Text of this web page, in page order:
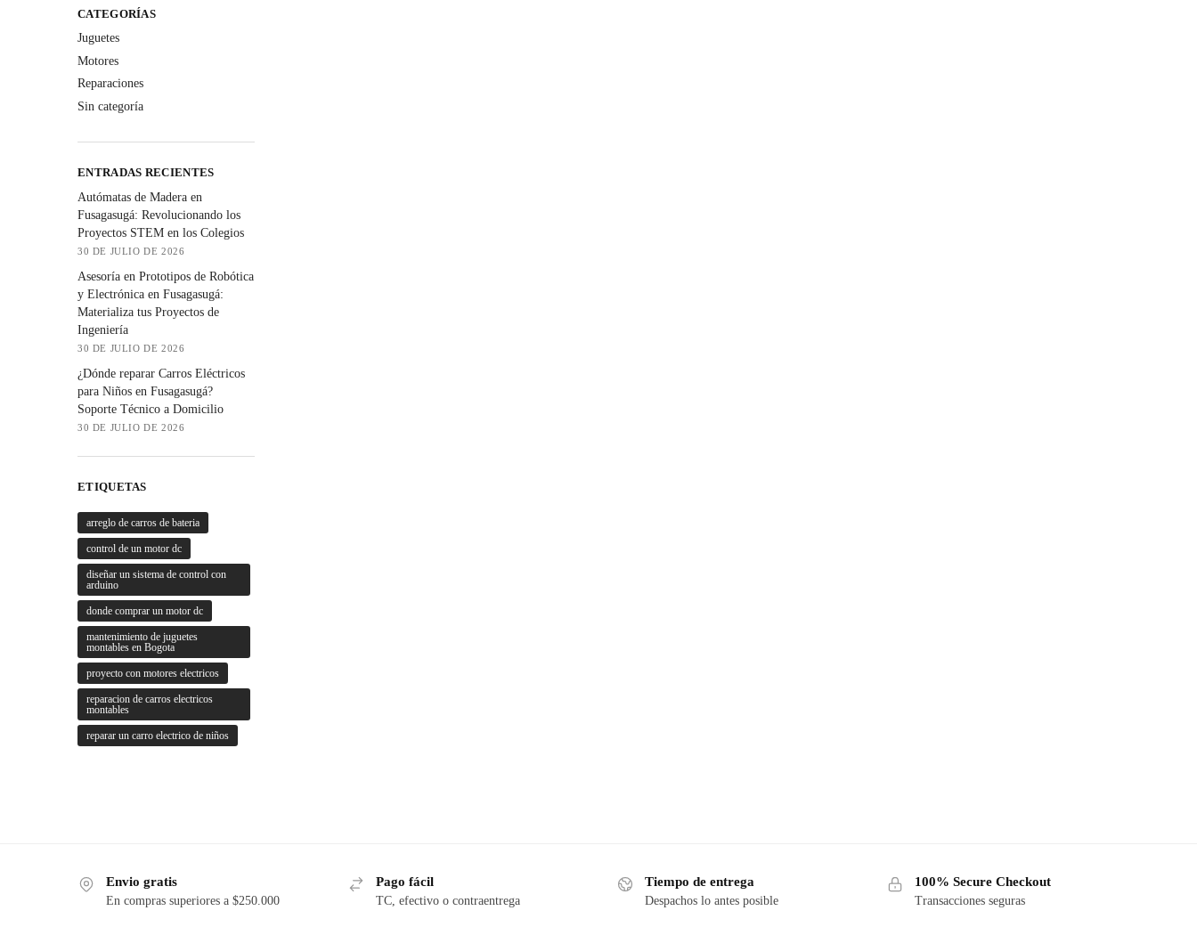
CATEGORÍAS
Juguetes
Motores
Reparaciones
Sin categoría
ENTRADAS RECIENTES
Autómatas de Madera en
Fusagasugá: Revolucionando los
Proyectos STEM en los Colegios
30 DE JULIO DE 2026
Asesoría en Prototipos de Robótica
y Electrónica en Fusagasugá:
Materializa tus Proyectos de
Ingeniería
30 DE JULIO DE 2026
¿Dónde reparar Carros Eléctricos
para Niños en Fusagasugá?
Soporte Técnico a Domicilio
30 DE JULIO DE 2026
ETIQUETAS
arreglo de carros de bateria
control de un motor dc
diseñar un sistema de control con
arduino
donde comprar un motor dc
mantenimiento de juguetes
montables en Bogota
proyecto con motores electricos
reparacion de carros electricos
montables
reparar un carro electrico de niños
Envio gratis
En compras superiores a $250.000
Pago fácil
TC, efectivo o contraentrega
Tiempo de entrega
Despachos lo antes posible
100% Secure Checkout
Transacciones seguras